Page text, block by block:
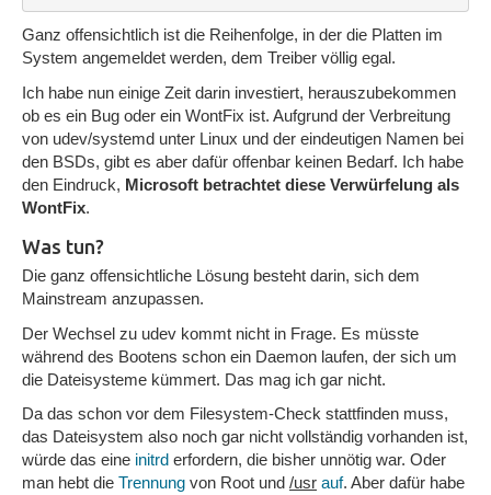
Ganz offensichtlich ist die Reihenfolge, in der die Platten im
System angemeldet werden, dem Treiber völlig egal.
Ich habe nun einige Zeit darin investiert, herauszubekommen
ob es ein Bug oder ein WontFix ist. Aufgrund der Verbreitung
von udev/systemd unter Linux und der eindeutigen Namen bei
den BSDs, gibt es aber dafür offenbar keinen Bedarf. Ich habe
den Eindruck, Microsoft betrachtet diese Verwürfelung als
WontFix.
Was tun?
Die ganz offensichtliche Lösung besteht darin, sich dem
Mainstream anzupassen.
Der Wechsel zu udev kommt nicht in Frage. Es müsste
während des Bootens schon ein Daemon laufen, der sich um
die Dateisysteme kümmert. Das mag ich gar nicht.
Da das schon vor dem Filesystem-Check stattfinden muss,
das Dateisystem also noch gar nicht vollständig vorhanden ist,
würde das eine initrd erfordern, die bisher unnötig war. Oder
man hebt die Trennung von Root und /usr auf. Aber dafür habe